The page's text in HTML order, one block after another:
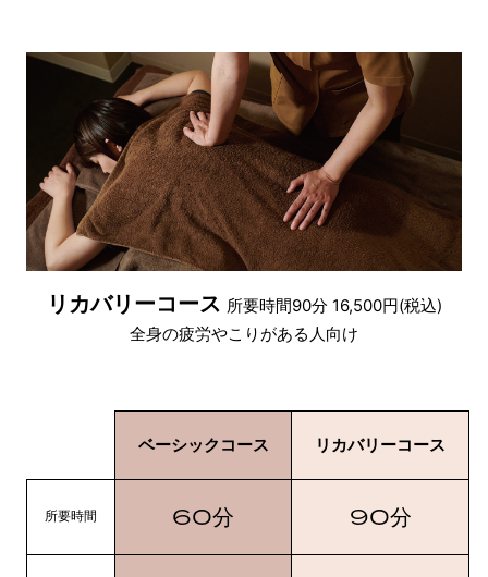
リカバリーコース 所要時間90分 16,500円(税込)
全身の疲労やこりがある人向け
ベーシックコース リカバリーコース
所要時間 60分 90分